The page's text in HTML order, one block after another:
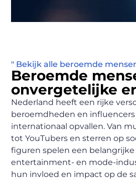
" Bekijk alle beroemde
Beroemde
onvergetelijke
Nederland heeft een rijke
beroemdheden en influencers
internationaal opvallen. Van
tot YouTubers en sterren op
figuren spelen een belangrijke
entertainment- en mode-
hun invloed en impact op de